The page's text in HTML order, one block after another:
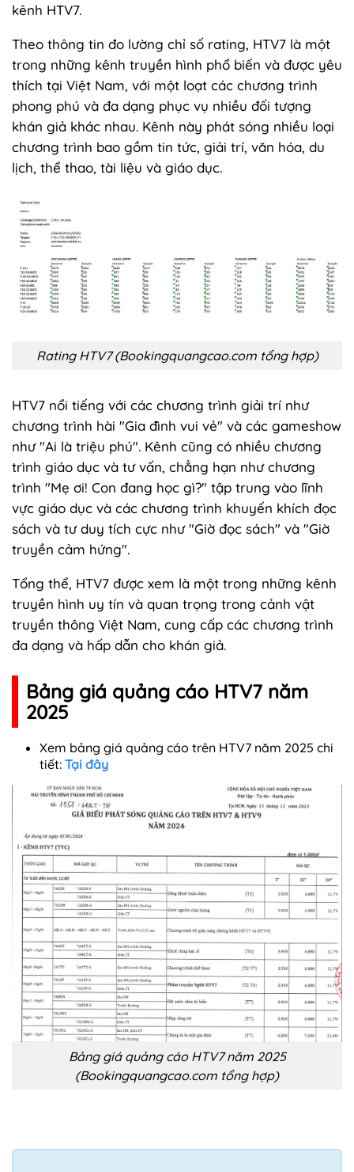
kênh HTV7.
Theo thông tin đo lường chỉ số rating, HTV7 là một
trong những kênh truyền hình phổ biến và được yêu
thích tại Việt Nam, với một loạt các chương trình
phong phú và đa dạng phục vụ nhiều đối tượng
khán giả khác nhau. Kênh này phát sóng nhiều loại
chương trình bao gồm tin tức, giải trí, văn hóa, du
lịch, thể thao, tài liệu và giáo dục.
Rating HTV7 (Bookingquangcao.com tổng hợp)
HTV7 nổi tiếng với các chương trình giải trí như
chương trình hài "Gia đình vui vẻ" và các gameshow
như "Ai là triệu phú". Kênh cũng có nhiều chương
trình giáo dục và tư vấn, chẳng hạn như chương
trình "Mẹ ơi! Con đang học gì?" tập trung vào lĩnh
vực giáo dục và các chương trình khuyến khích đọc
sách và tư duy tích cực như "Giờ đọc sách" và "Giờ
truyền cảm hứng".
Tổng thể, HTV7 được xem là một trong những kênh
truyền hình uy tín và quan trọng trong cảnh vật
truyền thông Việt Nam, cung cấp các chương trình
đa dạng và hấp dẫn cho khán giả.
Bảng giá quảng cáo HTV7 năm
2025
Xem bảng giá quảng cáo trên HTV7 năm 2025 chi
tiết: Tại đây
Bảng giá quảng cáo HTV7 năm 2025
(Bookingquangcao.com tổng hợp)